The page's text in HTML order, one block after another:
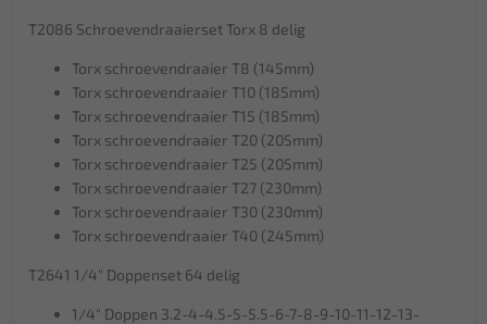
T2086 Schroevendraaierset Torx 8 delig
Torx schroevendraaier T8 (145mm)
Torx schroevendraaier T10 (185mm)
Torx schroevendraaier T15 (185mm)
Torx schroevendraaier T20 (205mm)
Torx schroevendraaier T25 (205mm)
Torx schroevendraaier T27 (230mm)
Torx schroevendraaier T30 (230mm)
Torx schroevendraaier T40 (245mm)
T2641 1/4" Doppenset 64 delig
1/4" Doppen 3.2-4-4.5-5-5.5-6-7-8-9-10-11-12-13-